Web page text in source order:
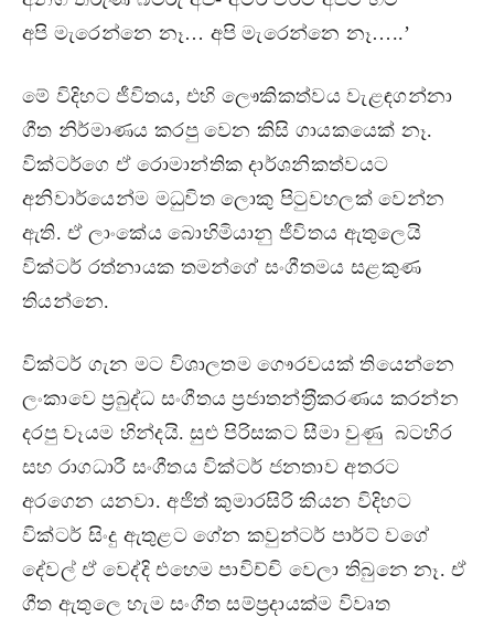
අපි මැරෙන්නෙ නෑ… අපි මැරෙන්නෙ නෑ…..’
මේ විදිහට ජීවිතය, එහි ලෞකිකත්වය වැළඳගන්නා
ගීත නිර්මාණය කරපු වෙන කිසි ගායකයෙක් නෑ.
වික්ටර්ගෙ ඒ රොමාන්තික දාර්ශනිකත්වයට
අනිවාර්යෙන්ම මධුවිත ලොකු පිටුවහලක් වෙන්න
ඇති. ඒ ලාංකේය බොහිමියානු ජීවිතය ඇතුලෙයි
වික්ටර් රත්නායක තමන්ගේ සංගීතමය සළකුණ
තියන්නෙ.
වික්ටර් ගැන මට විශාලතම ගෞරවයක් තියෙන්නෙ
ලංකාවෙ ප‍්‍රබුද්ධ සංගීතය ප‍්‍රජාතන්ත‍්‍රීකරණය කරන්න
දරපු වෑයම හින්දයි. සුළු පිරිසකට සීමා වුණු බටහිර
සහ රාගධාරී සංගීතය වික්ටර් ජනතාව අතරට
අරගෙන යනවා. අජිත් කුමාරසිරි කියන විදිහට
වික්ටර් සිංදු ඇතුළට ගේන කවුන්ටර් පාර්ට් වගේ
දේවල් ඒ වෙද්දි එහෙම පාවිච්චි වෙලා තිබුනෙ නෑ. ඒ
ගීත ඇතුලෙ හැම සංගීත සම්ප‍්‍රදායක්ම විවෘත